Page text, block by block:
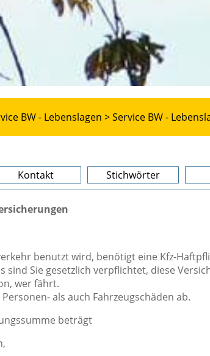
BW - Lebenslagen >Service BW -
Kontakt Stichwörter
benutzt wird, benötigt eine Kfz-
Sie gesetzlich verpflichtet, diese
wer fährt.
als auch Fahrzeugschäden ab.
beträgt